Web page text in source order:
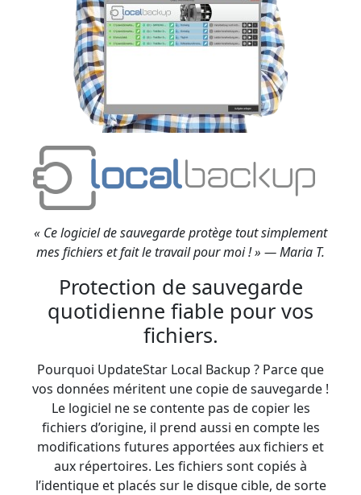
« Ce logiciel de sauvegarde protège tout simplement
mes fichiers et fait le travail pour moi ! » — Maria T.
Protection de sauvegarde
quotidienne fiable pour vos
fichiers.
Pourquoi UpdateStar Local Backup ? Parce que
vos données méritent une copie de sauvegarde !
Le logiciel ne se contente pas de copier les
fichiers d’origine, il prend aussi en compte les
modifications futures apportées aux fichiers et
aux répertoires. Les fichiers sont copiés à
l’identique et placés sur le disque cible, de sorte